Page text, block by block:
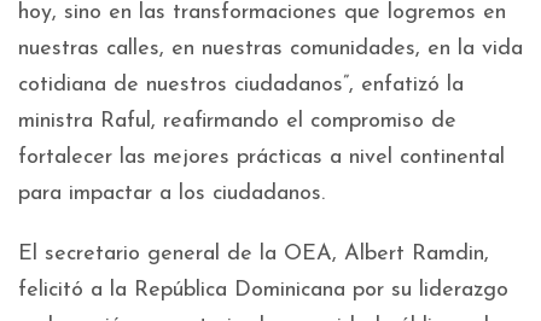
hoy, sino en las transformaciones que logremos en
nuestras calles, en nuestras comunidades, en la vida
cotidiana de nuestros ciudadanos”, enfatizó la
ministra Raful, reafirmando el compromiso de
fortalecer las mejores prácticas a nivel continental
para impactar a los ciudadanos.
El secretario general de la OEA, Albert Ramdin,
felicitó a la República Dominicana por su liderazgo